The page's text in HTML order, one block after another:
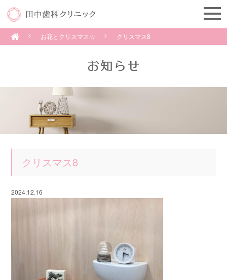
お花とクリスマス☆ クリスマス8
クリスマス8
2024.12.16